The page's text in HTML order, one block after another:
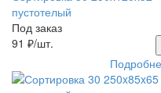
пустотелый
Под заказ
91 ₽/шт.